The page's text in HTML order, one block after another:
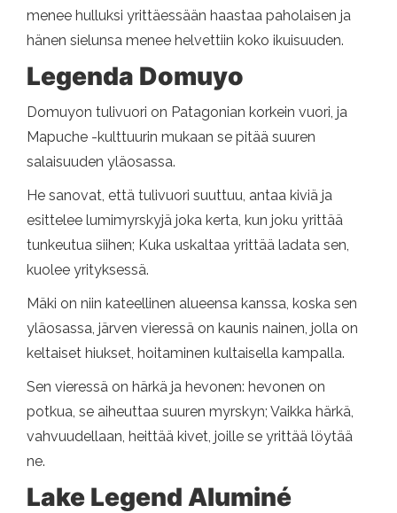
menee hulluksi yrittäessään haastaa paholaisen ja
hänen sielunsa menee helvettiin koko ikuisuuden.
Legenda Domuyo
Domuyon tulivuori on Patagonian korkein vuori, ja
Mapuche -kulttuurin mukaan se pitää suuren
salaisuuden yläosassa.
He sanovat, että tulivuori suuttuu, antaa kiviä ja
esittelee lumimyrskyjä joka kerta, kun joku yrittää
tunkeutua siihen; Kuka uskaltaa yrittää ladata sen,
kuolee yrityksessä.
Mäki on niin kateellinen alueensa kanssa, koska sen
yläosassa, järven vieressä on kaunis nainen, jolla on
keltaiset hiukset, hoitaminen kultaisella kampalla.
Sen vieressä on härkä ja hevonen: hevonen on
potkua, se aiheuttaa suuren myrskyn; Vaikka härkä,
vahvuudellaan, heittää kivet, joille se yrittää löytää
ne.
Lake Legend Aluminé